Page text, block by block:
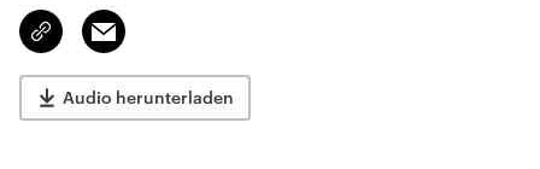
Link
kopieren/teilen
Email
Audio herunterladen